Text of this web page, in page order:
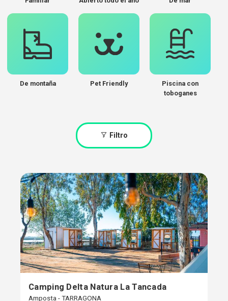
De montaña Pet Friendly
Piscina con
toboganes
Filtro
Camping Delta Natura La Tancada
Amposta - TARRAGONA